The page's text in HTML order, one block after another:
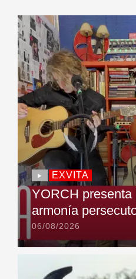
EXVITA
YORCH presenta
armonía
06/08/2026